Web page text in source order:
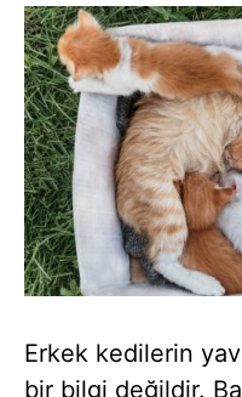
Erkek kedilerin
bir bilgi değildir.